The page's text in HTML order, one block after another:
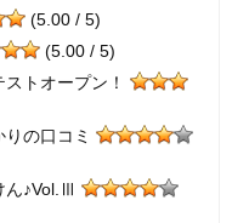
(5.00 / 5)
(5.00 / 5)
トオープン！
の口コミ
ん♪Vol.Ⅲ